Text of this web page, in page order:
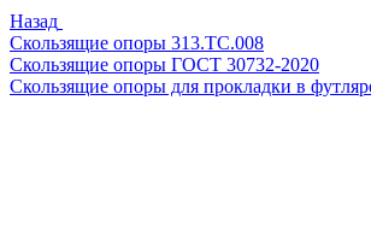
Назад
Скользящие опоры 313.ТС.008
Скользящие опоры ГОСТ 30732-2020
Скользящие опоры для прокладки в